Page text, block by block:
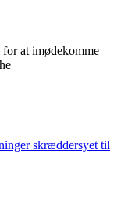
at imødekomme
skræddersyet til